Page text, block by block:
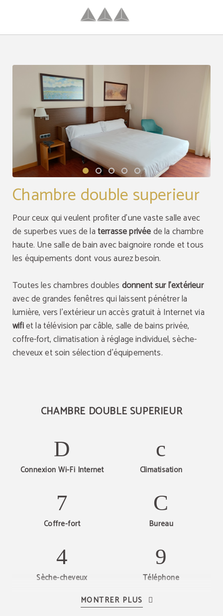
Chambre double superieur
Pour ceux qui veulent profiter d'une vaste salle avec
de superbes vues de laterrasse privéede la chambre
haute. Une salle de bain avec baignoire ronde et tous
les équipements dont vous aurez besoin.
Toutes les chambres doubles donnent sur l'extérieur
avec de grandes fenêtres qui laissent pénétrer la
lumière, vers l'extérieur un accès gratuit à Internet via
wifiet la télévision par câble, salle de bains privée,
coffre-fort, climatisation à réglage individuel, sèche-
cheveux et soin sélection d'équipements.
CHAMBRE DOUBLE SUPERIEUR
Connexion Wi-Fi Internet Climatisation
Coffre-fort Bureau
Sèche-cheveux Téléphone
MONTRER PLUS